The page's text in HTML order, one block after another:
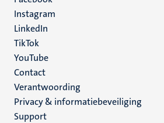
media
Instagram
LinkedIn
TikTok
YouTube
Menu
footer
(NL)
Contact
Verantwoording
Privacy & informatiebeveiliging
Support